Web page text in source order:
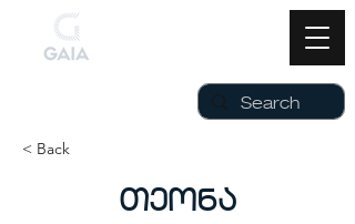
< Back
თეონა